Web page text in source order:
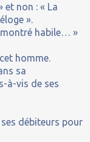
non : « La
».
montré habile… »
homme.
sa
à-vis de ses
débiteurs pour